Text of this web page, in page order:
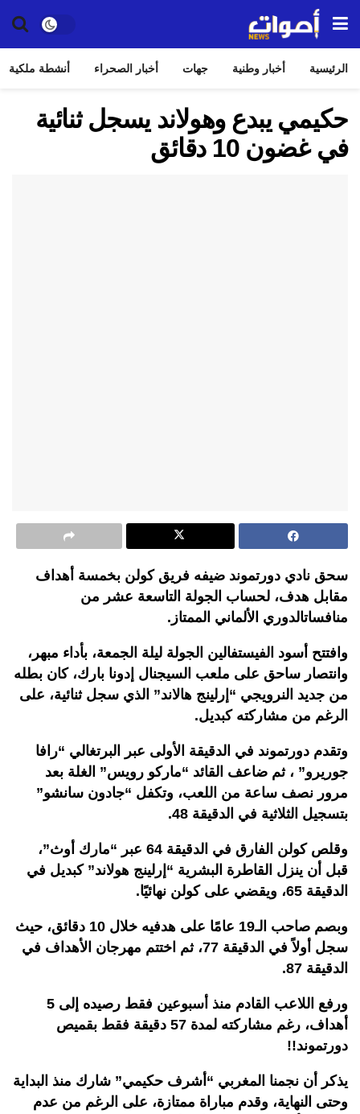
الرئيسية أخبار وطنية جهات أخبار الصحراء أنشطة ملكية
حكيمي يبدع وهولاند يسجل ثنائية
في غضون 10 دقائق
سحق نادي دورتموند ضيفه فريق كولن بخمسة أهداف
مقابل هدف، لحساب الجولة التاسعة عشر من
منافساتالدوري الألماني الممتاز.
وافتتح أسود الفيستفالين الجولة ليلة الجمعة، بأداء مبهر،
وانتصار ساحق على ملعب السيجنال إدونا بارك، كان بطله
من جديد النرويجي “إرلينج هالاند” الذي سجل ثنائية، على
الرغم من مشاركته كبديل.
وتقدم دورتموند في الدقيقة الأولى عبر البرتغالي “رافا
جوريرو” ، ثم ضاعف القائد “ماركو رويس” الغلة بعد
مرور نصف ساعة من اللعب، وتكفل “جادون سانشو”
بتسجيل الثلاثية في الدقيقة 48.
وقلص كولن الفارق في الدقيقة 64 عبر “مارك أوث”،
قبل أن ينزل القاطرة البشرية “إرلينج هولاند” كبديل في
الدقيقة 65، ويقضي على كولن نهائيًا.
وبصم صاحب الـ19 عامًا على هدفيه خلال 10 دقائق، حيث
سجل أولاً في الدقيقة 77، ثم اختتم مهرجان الأهداف في
الدقيقة 87.
ورفع اللاعب القادم منذ أسبوعين فقط رصيده إلى 5
أهداف، رغم مشاركته لمدة 57 دقيقة فقط بقميص
دورتموند!!
يذكر أن نجمنا المغربي “أشرف حكيمي” شارك منذ البداية
وحتى النهاية، وقدم مباراة ممتازة، على الرغم من عدم